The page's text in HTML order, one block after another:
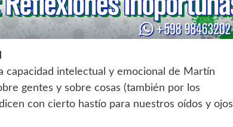
capacidad intelectual y emocional de Martín
gentes y sobre cosas (también por los
con cierto hastío para nuestros oídos y ojos